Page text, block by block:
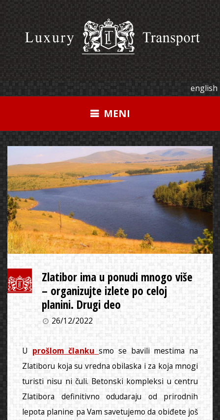
english
MENI
Zlatibor ima u ponudi mnogo više
– organizujte izlete po celoj
planini. Drugi deo
26/12/2022
Uprošlom članku smo se bavili mestima na
Zlatiboru koja su vredna obilaska i za koja mnogi
turisti nisu ni čuli. Betonski kompleksi u centru
Zlatibora definitivno odudaraju od prirodnih
lepota planine pa Vam savetujemo da obiđete još